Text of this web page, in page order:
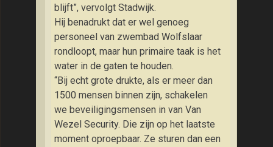
blijft”, vervolgt Stadwijk.
Hij benadrukt dat er wel genoeg
personeel van zwembad Wolfslaar
rondloopt, maar hun primaire taak is het
water in de gaten te houden.
“Bij echt grote drukte, als er meer dan
1500 mensen binnen zijn, schakelen
we beveiligingsmensen in van Van
Wezel Security. Die zijn op het laatste
moment oproepbaar. Ze sturen dan een